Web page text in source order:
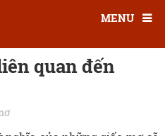
MENU
quan đến